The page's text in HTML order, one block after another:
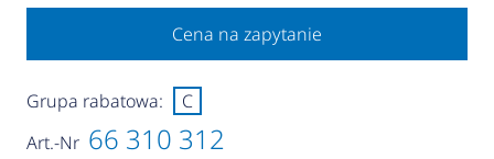
Cena na zapytanie
Art.-Nr 66 310 312
Grupa rabatowa: C